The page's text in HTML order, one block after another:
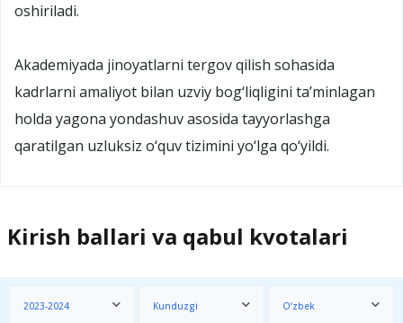
oshiriladi.
Akademiyada jinoyatlarni tergov qilish sohasida
kadrlarni amaliyot bilan uzviy bog‘liqligini ta’minlagan
holda yagona yondashuv asosida tayyorlashga
qaratilgan uzluksiz o‘quv tizimini yo‘lga qo‘yildi.
Kirish ballari va qabul kvotalari
2023-2024 Kunduzgi O‘zbek